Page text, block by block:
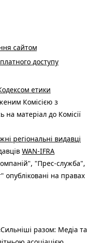
сайтом
доступу
етики
Комісією з
на матеріал до Комісії
регіональні видавці
WAN-IFRA
"Прес-служба",
на правах
разом: Медіа та